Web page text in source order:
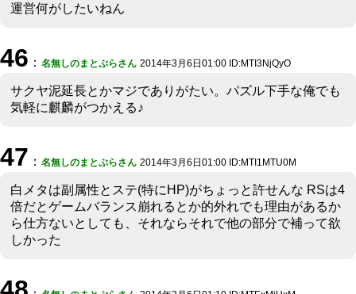
運営何がしたいねん
46 ： 名無しのまとぷらさん 2014年3月6日01:00 ID:MTI3NjQyO
サクヤ泥延長とかマジでありがたい。パズル下手な俺でも
気軽に麒麟がつかえる♪
47 ： 名無しのまとぷらさん 2014年3月6日01:00 ID:MTI1MTU0M
白メタは副属性とステ(特にHP)がちょっと許せんな RSは4
倍だとゲームバランス崩れるとか的外れでも理由があるか
ら仕方ないとしても、それならそれで他の部分で補って欲
しかった